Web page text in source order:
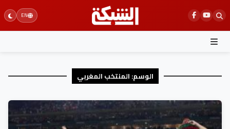
Skip
to
content
EN
الوسم: المنتخب المغربي